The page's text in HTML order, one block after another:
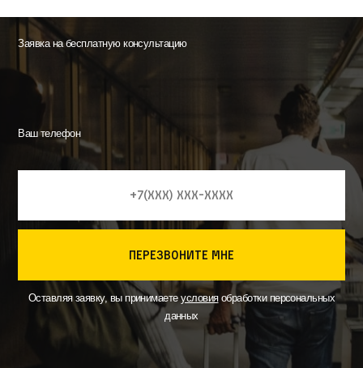
Заявка на бесплатную консультацию
Ваш телефон
перезвоните мне
Оставляя заявку, вы принимаетеусловияобработки персональных
данных